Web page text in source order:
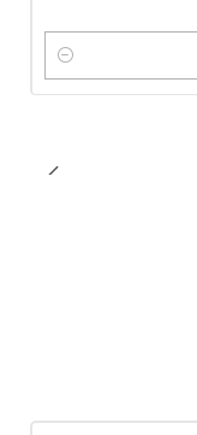
Cantidad